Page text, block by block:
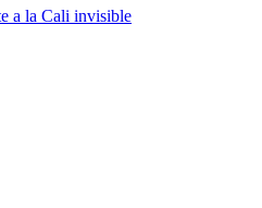
a la Cali invisible